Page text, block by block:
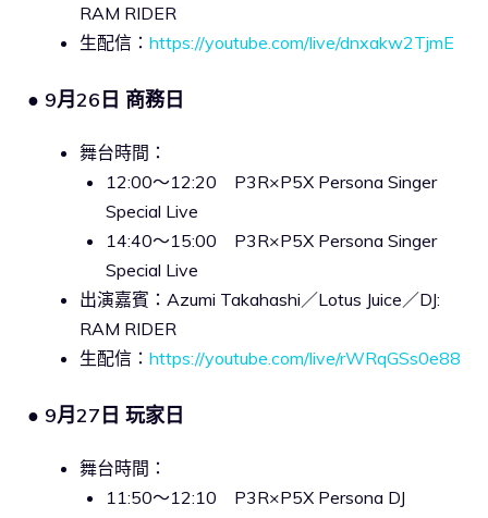
RAM RIDER
生配信： https://youtube.com/live/dnxakw2TjmE
● 9月26日 商務日
舞台時間：
12:00～12:20 P3R×P5X Persona Singer
Special Live
14:40～15:00 P3R×P5X Persona Singer
Special Live
出演嘉賓：Azumi Takahashi／Lotus Juice／DJ:
RAM RIDER
生配信： https://youtube.com/live/rWRqGSs0e88
● 9月27日 玩家日
舞台時間：
11:50～12:10 P3R×P5X Persona DJ